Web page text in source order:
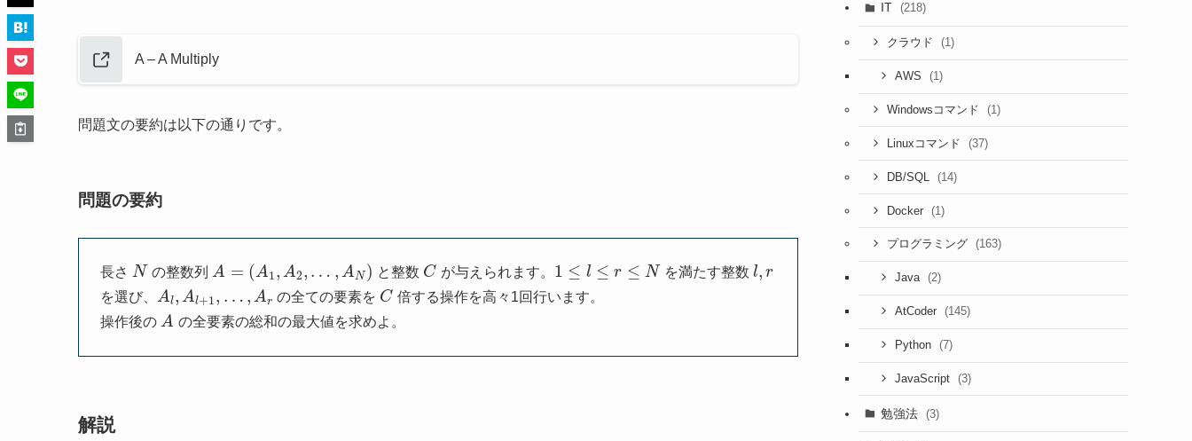
A – A Multiply
問題文の要約は以下の通りです。
問題の要約
長さ N の整数列 A = (A1, A2, … , AN ) と整数 C が与えられます。 1 ≤ l ≤ r ≤ N を満たす整数l, r
を選び、 Al, Al+1, … , Ar の全ての要素を C 倍する操作を高々1回行います。
操作後の A の全要素の総和の最大値を求めよ。
解説
IT (218)
クラウド (1)
AWS (1)
Windowsコマンド (1)
Linuxコマンド (37)
DB/SQL (14)
Docker (1)
プログラミング (163)
Java (2)
AtCoder (145)
Python (7)
JavaScript (3)
勉強法 (3)